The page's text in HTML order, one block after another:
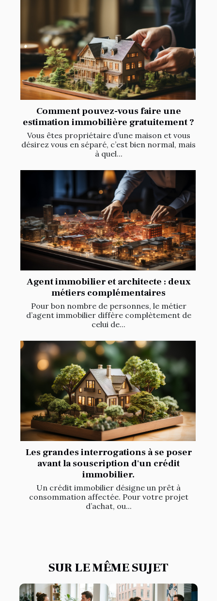
Comment pouvez-vous faire une
estimation immobilière gratuitement ?
Vous êtes propriétaire d’une maison et vous
désirez vous en séparé, c’est bien normal, mais
à quel...
Agent immobilier et architecte : deux
métiers complémentaires
Pour bon nombre de personnes, le métier
d’agent immobilier diffère complètement de
celui de...
Les grandes interrogations à se poser
avant la souscription d'un crédit
immobilier.
Un crédit immobilier désigne un prêt à
consommation affectée. Pour votre projet
d’achat, ou...
SUR LE MÊME SUJET